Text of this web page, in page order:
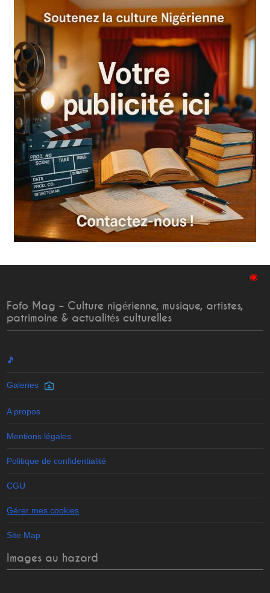
◉
Fofo Mag – Culture nigérienne, musique, artistes,
patrimoine & actualités culturelles
🎵
Galeries
A propos
Mentions légales
Politique de confidentialité
CGU
Gérer mes cookies
Site Map
Images au hazard